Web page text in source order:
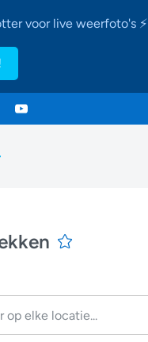
voor live weerfoto's ⚡